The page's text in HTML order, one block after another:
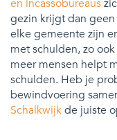
en incassobureaus
gezin krijgt dan geen
elke gemeente zijn
met schulden, zo
meer mensen helpt
schulden. Heb je
bewindvoering
Schalkwijkde juiste